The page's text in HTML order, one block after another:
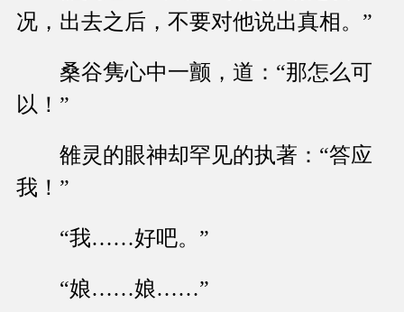
况，出去之后，不要对他说出真相。”
桑谷隽心中一颤，道：“那怎么可
以！”
雒灵的眼神却罕见的执著：“答应
我！”
“我……好吧。”
“娘……娘……”